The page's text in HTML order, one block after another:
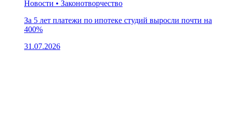
Новости • Законотворчество
За 5 лет платежи по ипотеке студий выросли почти на
400%
31.07.2026